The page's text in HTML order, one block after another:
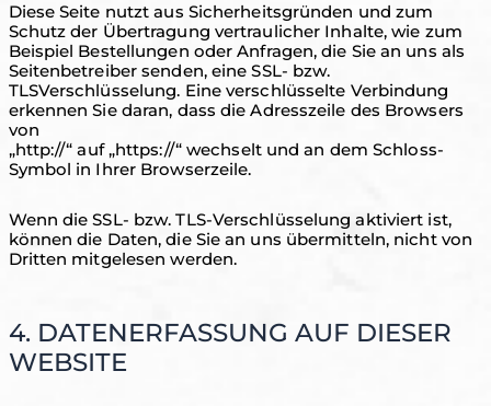
Diese Seite nutzt aus Sicherheitsgründen und zum
Schutz der Übertragung vertraulicher Inhalte, wie zum
Beispiel Bestellungen oder Anfragen, die Sie an uns als
Seitenbetreiber senden, eine SSL- bzw.
TLSVerschlüsselung. Eine verschlüsselte Verbindung
erkennen Sie daran, dass die Adresszeile des Browsers
von
„http://“ auf „https://“ wechselt und an dem Schloss-
Symbol in Ihrer Browserzeile.
Wenn die SSL- bzw. TLS-Verschlüsselung aktiviert ist,
können die Daten, die Sie an uns übermitteln, nicht von
Dritten mitgelesen werden.
4. DATENERFASSUNG AUF DIESER
WEBSITE